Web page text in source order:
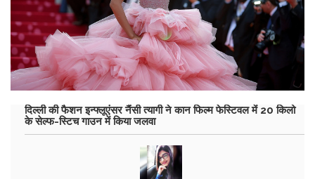
दिल्ली की फैशन इन्फ्लूएंसर नैंसी त्यागी ने कान फिल्म फेस्टिवल में 20 किलो
के सेल्फ-स्टिच गाउन में किया जलवा